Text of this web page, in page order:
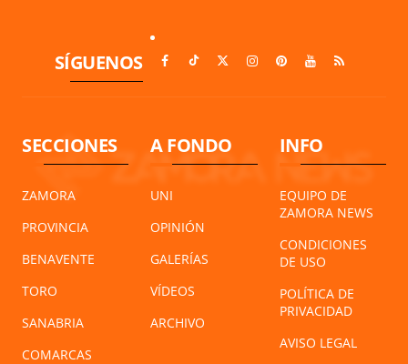
SÍGUENOS
SECCIONES
ZAMORA
PROVINCIA
BENAVENTE
TORO
SANABRIA
COMARCAS
A FONDO
UNI
OPINIÓN
GALERÍAS
VÍDEOS
ARCHIVO
INFO
EQUIPO DE
ZAMORA NEWS
CONDICIONES
DE USO
POLÍTICA DE
PRIVACIDAD
AVISO LEGAL